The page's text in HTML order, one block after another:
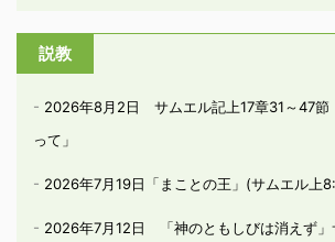
説教
2026年8月2日 サムエル記上17章31～47節
って」
2026年7月19日「まことの王」(サムエル上
2026年7月12日 「神のともしびは消えず」